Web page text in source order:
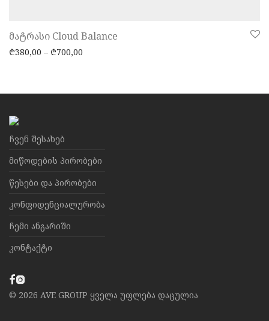
მატრასი Cloud Balance
₾380,00 – ₾700,00
ჩვენ შესახებ
მიწოდების პირობები
წესები და პირობები
კონფიდენციალურობა
ჩემი ანგარიში
კონტაქტი
© 2026 AVE GROUP ყველა უფლება დაცულია